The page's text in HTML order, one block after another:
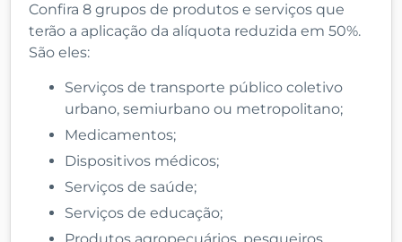
Confira 8 grupos de produtos e serviços que
terão a aplicação da alíquota reduzida em 50%.
São eles:
Serviços de transporte público coletivo
urbano, semiurbano ou metropolitano;
Medicamentos;
Dispositivos médicos;
Serviços de saúde;
Serviços de educação;
Produtos agropecuários, pesqueiros,